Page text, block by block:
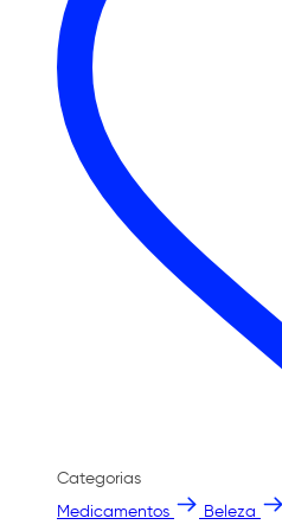
Categorias
Medicamentos
Beleza